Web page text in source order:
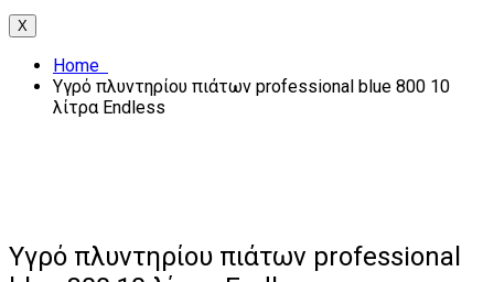
X
Home
Υγρό πλυντηρίου πιάτων professional blue 800 10
λίτρα Endless
Υγρό πλυντηρίου πιάτων professional